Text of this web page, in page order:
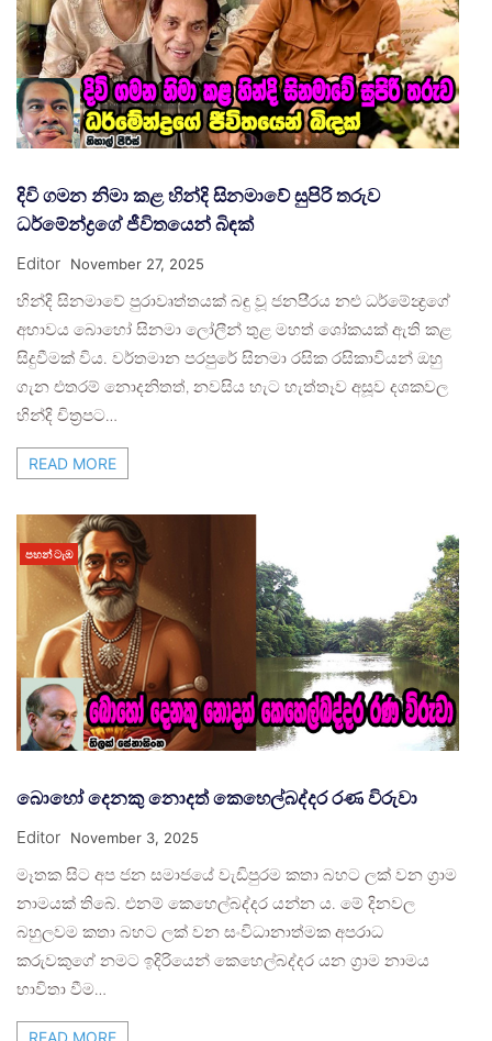
දිවි ගමන නිමා කළ හින්දි සිනමාවේ සුපිරි තරුව
ධර්මේන්ද්‍රගේ ජීවිතයෙන් බිඳක්
Editor November 27, 2025
හින්දි සිනමාවේ පුරාවෘත්තයක් බඳු වූ ජනපි‍්‍රය නළු ධර්මේන්‍ද්‍රගේ
අභාවය බොහෝ සිනමා ලෝලීන් තුළ මහත් ශෝකයක් ඇති කළ
සිදුවීමක් විය. වර්තමාන පරපුරේ සිනමා රසික රසිකාවියන් ඔහු
ගැන එතරම් නොදනිතත්, නවසිය හැට හැත්තෑව අසූව දශකවල
හින්දි චිත‍්‍රපට…
READ MORE
පහන් ටැඹ
බොහෝ දෙනකු නොදත් කෙහෙල්බද්දර රණ විරුවා
Editor November 3, 2025
මෑතක සිට අප ජන සමාජයේ වැඩිපුරම කතා බහට ලක් වන ග්‍රාම
නාමයක් තිබේ. එනම් කෙහෙල්බද්දර යන්න ය. මේ දිනවල
බහුලවම කතා බහට ලක් වන සංවිධානාත්මක අපරාධ
කරුවකුගේ නමට ඉදිරියෙන් කෙහෙල්බද්දර යන ග්‍රාම නාමය
භාවිතා වීම…